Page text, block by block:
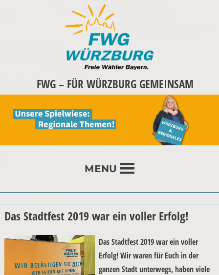
FWG – FÜR WÜRZBURG GEMEINSAM
MENU
Das Stadtfest 2019 war ein voller Erfolg!
Das Stadtfest 2019 war ein voller
Erfolg! Wir waren für Euch in der
ganzen Stadt unterwegs, haben viele